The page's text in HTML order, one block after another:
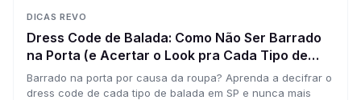
DICAS REVO
Dress Code de Balada: Como Não Ser Barrado
na Porta (e Acertar o Look pra Cada Tipo de
Rolê)
Barrado na porta por causa da roupa? Aprenda a decifrar o
dress code de cada tipo de balada em SP e nunca mais